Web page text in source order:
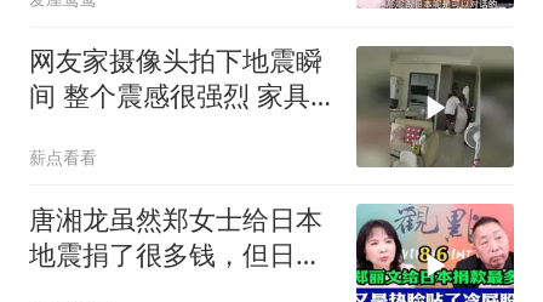
网友家摄像头拍下地震瞬
间 整个震感很强烈 家具
薪点看看
唐湘龙虽然郑女士给日本
地震捐了很多钱，但日本